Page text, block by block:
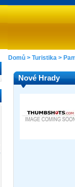
Domů > Turistika >
Nové Hrady